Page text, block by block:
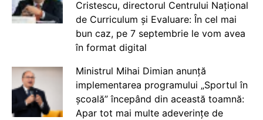
Cristescu, directorul Centrului Național
de Curriculum și Evaluare: În cel mai
bun caz, pe 7 septembrie le vom avea
în format digital
Ministrul Mihai Dimian anunță
implementarea programului „Sportul în
școală” începând din această toamnă:
Apar tot mai multe adeverințe de